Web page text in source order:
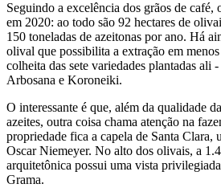
Seguindo a excelência dos grãos de café,
em 2020: ao todo são 92 hectares de
150 toneladas de azeitonas por ano. Há
olival que possibilita a extração em menos
colheita das sete variedades plantadas ali
Arbosana e Koroneiki.
O interessante é que, além da qualidade
azeites, outra coisa chama atenção na
propriedade fica a capela de Santa Clara,
Oscar Niemeyer. No alto dos olivais, a
arquitetônica possui uma vista
Grama.